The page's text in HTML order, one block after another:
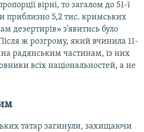
вірні, то загалом до 51-ї
приблизно 5,2 тис. кримських
дезертирів» з’явитись було
ж розгрому, який вчинила 11-
радянським частинам, із них
всіх національностей, а не
татар загинули, захищаючи